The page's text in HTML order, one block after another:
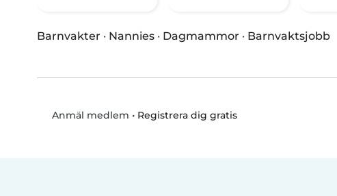
Barnvakter · Nannies · Dagmammor · Barnvaktsjobb
Anmäl medlem • Registrera dig gratis